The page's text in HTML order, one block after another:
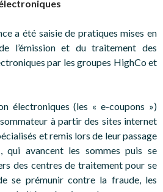
a été saisie de pratiques mises en
l’émission et du traitement des
par les groupes HighCo et
électroniques (les « e-coupons »)
à partir des sites internet
et remis lors de leur passage
qui avancent les sommes puis se
des centres de traitement pour se
se prémunir contre la fraude, les